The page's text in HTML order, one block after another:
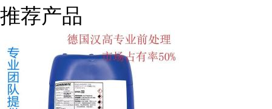
推荐产品